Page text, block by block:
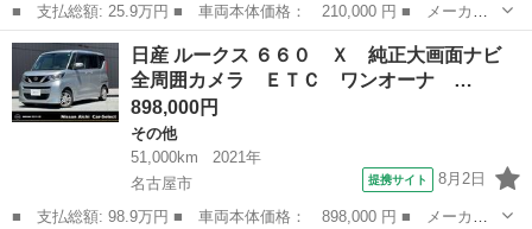
■ 支払総額: 25.9万円 ■ 車両本体価格： 210,000 円 ■ メーカー
名： 日産 ■ 車種名： ルークス ■ グレード名： Ｇ グー故障
診断済 車検Ｒ９年１２月 走行距離５４６５０ｋｍ 整備点検 保
証 社外オー...
愛知 名古屋市 その他
日産 ルークス ６６０ Ｘ 純正大画面ナビ
全周囲カメラ ＥＴＣ ワンオーナ …
898,000円
その他
51,000km
2021年
名古屋市
提携サイト 8月2日
■ 支払総額: 98.9万円 ■ 車両本体価格： 898,000 円 ■ メーカー